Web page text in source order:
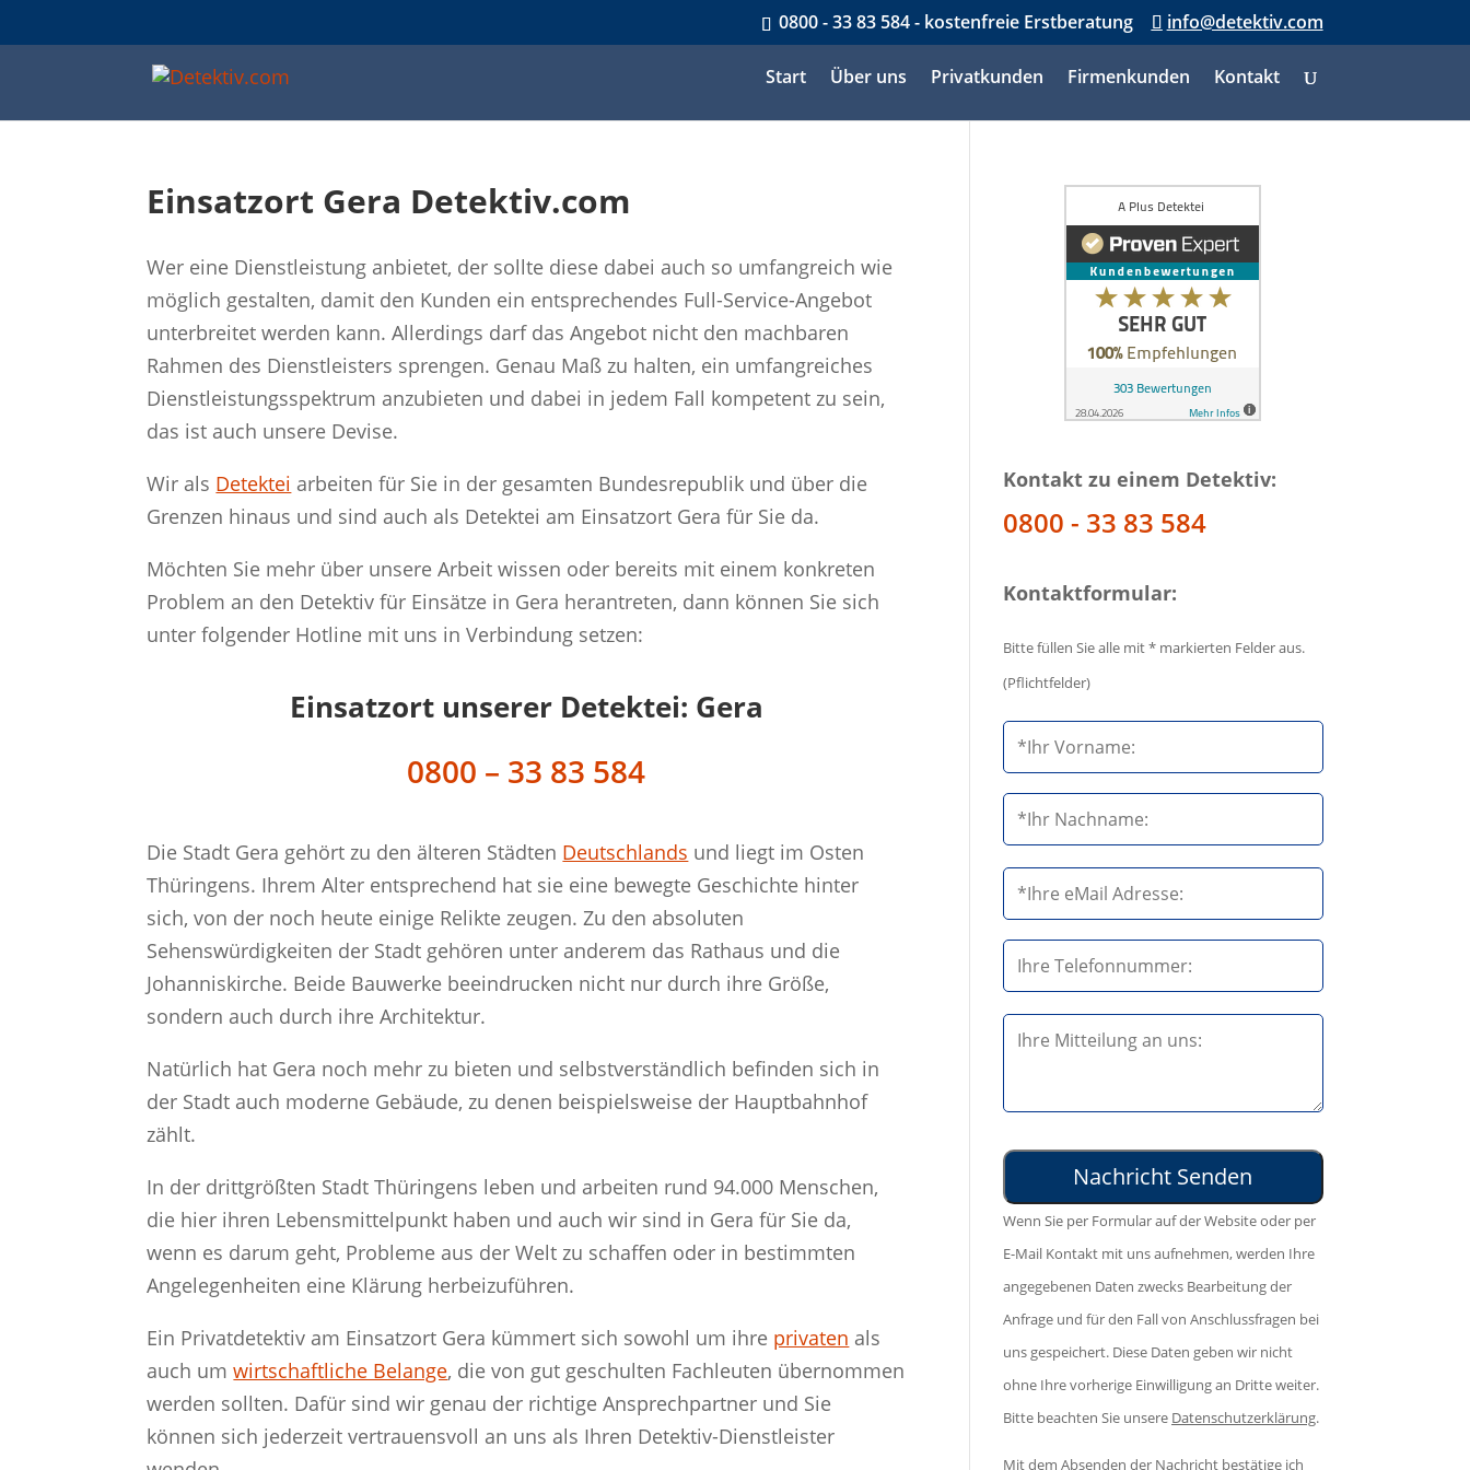
0800 - 33 83 584 - kostenfreie Erstberatung info@detektiv.com
Start Über uns Privatkunden Firmenkunden Kontakt
Einsatzort Gera Detektiv.com
Wer eine Dienstleistung anbietet, der sollte diese dabei auch so umfangreich wie
möglich gestalten, damit den Kunden ein entsprechendes Full-Service-Angebot
unterbreitet werden kann. Allerdings darf das Angebot nicht den machbaren
Rahmen des Dienstleisters sprengen. Genau Maß zu halten, ein umfangreiches
Dienstleistungsspektrum anzubieten und dabei in jedem Fall kompetent zu sein,
das ist auch unsere Devise.
Wir als Detektei arbeiten für Sie in der gesamten Bundesrepublik und über die
Grenzen hinaus und sind auch als Detektei am Einsatzort Gera für Sie da.
Möchten Sie mehr über unsere Arbeit wissen oder bereits mit einem konkreten
Problem an den Detektiv für Einsätze in Gera herantreten, dann können Sie sich
unter folgender Hotline mit uns in Verbindung setzen:
Einsatzort unserer Detektei: Gera
0800 – 33 83 584
Die Stadt Gera gehört zu den älteren Städten Deutschlands und liegt im Osten
Thüringens. Ihrem Alter entsprechend hat sie eine bewegte Geschichte hinter
sich, von der noch heute einige Relikte zeugen. Zu den absoluten
Sehenswürdigkeiten der Stadt gehören unter anderem das Rathaus und die
Johanniskirche. Beide Bauwerke beeindrucken nicht nur durch ihre Größe,
sondern auch durch ihre Architektur.
Natürlich hat Gera noch mehr zu bieten und selbstverständlich befinden sich in
der Stadt auch moderne Gebäude, zu denen beispielsweise der Hauptbahnhof
zählt.
In der drittgrößten Stadt Thüringens leben und arbeiten rund 94.000 Menschen,
die hier ihren Lebensmittelpunkt haben und auch wir sind in Gera für Sie da,
wenn es darum geht, Probleme aus der Welt zu schaffen oder in bestimmten
Angelegenheiten eine Klärung herbeizuführen.
Ein Privatdetektiv am Einsatzort Gera kümmert sich sowohl um ihre privaten als
auch umwirtschaftliche Belange, die von gut geschulten Fachleuten übernommen
werden sollten. Dafür sind wir genau der richtige Ansprechpartner und Sie
können sich jederzeit vertrauensvoll an uns als Ihren Detektiv-Dienstleister
Kontakt zu einem Detektiv:
0800 - 33 83 584
Kontaktformular:
Bitte füllen Sie alle mit * markierten Felder aus.
(Pflichtfelder)
i
t
t
e
a
s
s
e
s
F
e
l
d
l
e
e
i
t
t
e
s
s
d
i
s
s
F
e
l
a
s
s
e
d
i
e
s
Wenn Sie per Formular auf der Website oder per
E-Mail Kontakt mit uns aufnehmen, werden Ihre
angegebenen Daten zwecks Bearbeitung der
Anfrage und für den Fall von Anschlussfragen bei
uns gespeichert. Diese Daten geben wir nicht
ohne Ihre vorherige Einwilligung an Dritte weiter.
Bitte beachten Sie unsere Datenschutzerklärung.
Mit dem Absenden der Nachricht bestätige ich